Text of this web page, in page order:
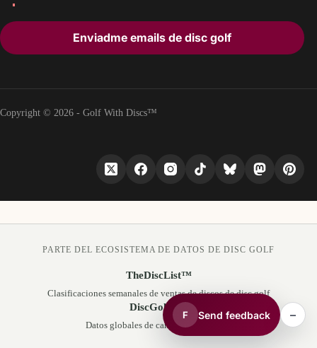
Enviadme emails de disc golf
Copyright © 2026 - Golf With Discs™
F Send feedback –
PARTE DEL ECOSISTEMA DE DATOS DE DISC GOLF
TheDiscList™
Clasificaciones semanales de ventas de discos de disc golf
DiscGolfAPI
Datos globales de campos de disc golf